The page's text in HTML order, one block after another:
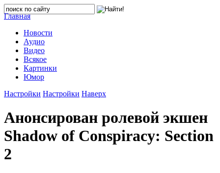
Главная
Новости
Аудио
Видео
Всякое
Картинки
Юмор
Настройки Настройки Наверх
Анонсирован ролевой экшен
Shadow of Conspiracy: Section
2